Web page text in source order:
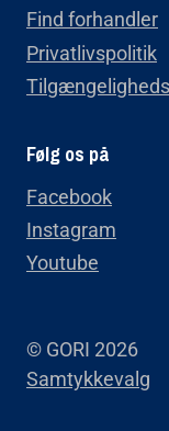
Find forhandler
Privatlivspolitik
Følg os på
Facebook
Instagram
Youtube
© GORI 2026
Samtykkevalg